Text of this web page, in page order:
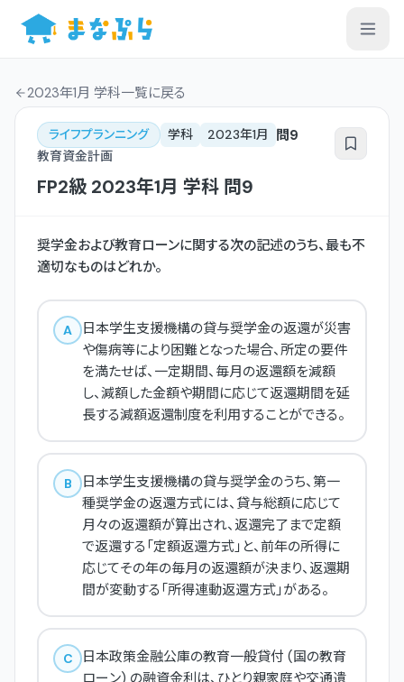
2023年1月 学科一覧に戻る
ライフプランニング 学科 2023年1月 問9
教育資金計画
FP2級 2023年1月 学科 問9
奨学金および教育ローンに関する次の記述のうち、最も不
適切なものはどれか。
A
日本学生支援機構の貸与奨学金の返還が災害
や傷病等により困難となった場合、所定の要件
を満たせば、一定期間、毎月の返還額を減額
し、減額した金額や期間に応じて返還期間を延
長する減額返還制度を利用することができる。
B
日本学生支援機構の貸与奨学金のうち、第一
種奨学金の返還方式には、貸与総額に応じて
月々の返還額が算出され、返還完了まで定額
で返還する「定額返還方式」と、前年の所得に
応じてその年の毎月の返還額が決まり、返還期
間が変動する「所得連動返還方式」がある。
C
日本政策金融公庫の教育一般貸付 (国の教育
ローン) の融資金利は、ひとり親家庭や交通遺